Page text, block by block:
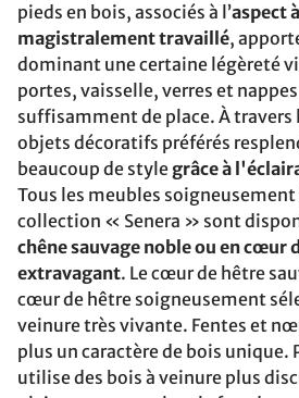
pieds en bois, associés à l’aspect
magistralement travaillé,
dominant une certaine légèreté
portes, vaisselle, verres et
suffisamment de place. À travers
objets décoratifs préférés
beaucoup de style grâce à
Tous les meubles
collection « Senera » sont
chêne sauvage noble ou en cœur
extravagant. Le cœur de hêtre
cœur de hêtre soigneusement
veinure très vivante. Fentes et
plus un caractère de bois unique.
utilise des bois à veinure plus